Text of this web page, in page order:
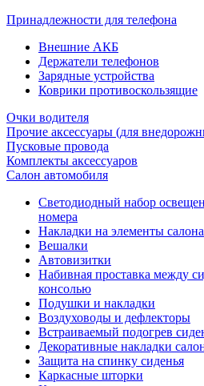
Принадлежности для телефона
Внешние АКБ
Держатели телефонов
Зарядные устройства
Коврики противоскользящие
Очки водителя
Прочие аксессуары (для
Пусковые провода
Комплекты аксессуаров
Салон автомобиля
Светодиодный набор
номера
Накладки на элементы салона
Вешалки
Автовизитки
Набивная проставка между
консолью
Подушки и накладки
Воздуховоды и дефлекторы
Встраиваемый подогрев
Декоративные накладки
Защита на спинку сиденья
Каркасные шторки